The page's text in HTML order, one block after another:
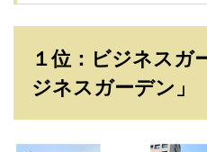
１位：ビジネスガ
ジネスガーデン」